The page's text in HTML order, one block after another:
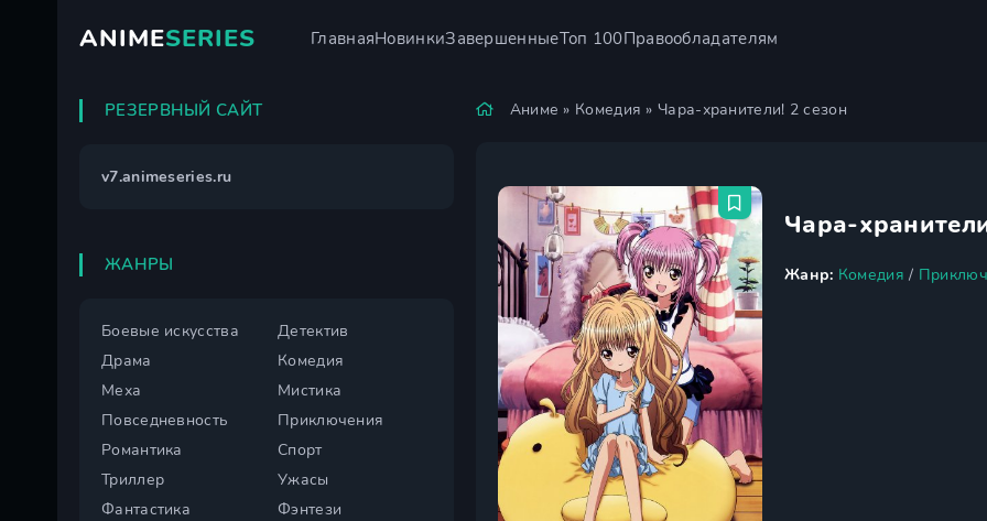
ANIMESERIES ГлавнаяНовинкиЗавершенныеТоп 100Правообладателям
Аниме » Комедия » Чара-хранители! 2 сезон
Чара-
Жанр: Комедия /
РЕЗЕРВНЫЙ САЙТ
v7.animeseries.ru
ЖАНРЫ
Боевые искусства
Детектив
Драма
Комедия
Меха
Мистика
Повседневность
Приключения
Романтика
Спорт
Триллер
Ужасы
Фантастика
Фэнтези